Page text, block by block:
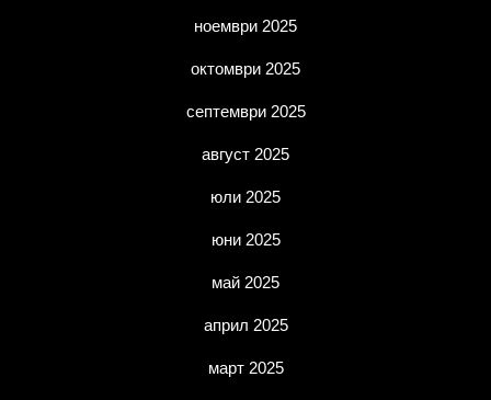
ноември 2025
октомври 2025
септември 2025
август 2025
юли 2025
юни 2025
май 2025
април 2025
март 2025